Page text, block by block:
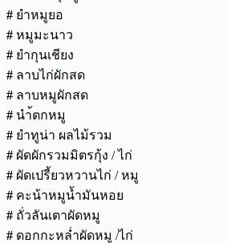
# ยำหมูยอ
# หมูมะนาว
# ยำกุนเชียง
# ลาบไก่ผักสด
# ลาบหมูผักสด
# นำ้ตกหมู
# ยำทูน่า ผลไม้รวม
# ผัดผักรวมมิตรกุ้ง / ไก่
# ผัดเปรี้ยวหวานไก่ / หมู
# คะน้าหมูน้ำมันหอย
# ถั่วลันเตาผัดหมู
# ดอกกะหล่ำผัดหมู /ไก่